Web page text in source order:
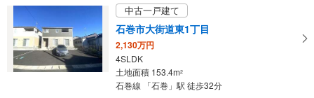
中古一戸建て
石巻市大街道東1丁目
2,130万円
4SLDK
土地面積 153.4m2
石巻線 「石巻」駅 徒歩32分